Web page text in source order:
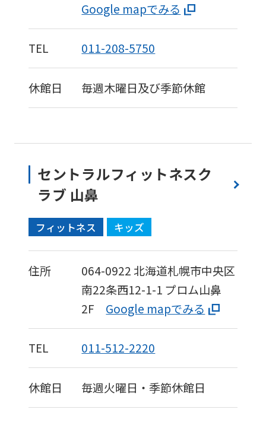
Google mapでみる
TEL 011-208-5750
休館日 毎週木曜日及び季節休館
セントラルフィットネスク
ラブ 山鼻
フィットネス キッズ
住所 064-0922北海道札幌市中央区
南22条西12-1-1 プロム山鼻
2F
Google mapでみる
TEL 011-512-2220
休館日 毎週火曜日・季節休館日